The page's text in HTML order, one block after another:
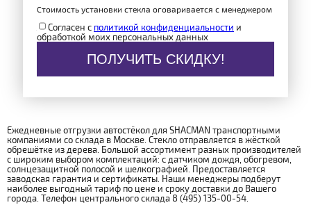
Стоимость установки стекла оговаривается с менеджером
Согласен с политикой конфиденциальности и
обработкой моих персональных данных
ПОЛУЧИТЬ СКИДКУ!
Ежедневные отгрузки автостёкол для SHACMAN транспортными
компаниями со склада в Москве. Стекло отправляется в жёсткой
обрешётке из дерева. Большой ассортимент разных производителей
с широким выбором комплектаций: с датчиком дождя, обогревом,
солнцезащитной полосой и шелкографией. Предоставляется
заводская гарантия и сертификаты. Наши менеджеры подберут
наиболее выгодный тариф по цене и сроку доставки до Вашего
города. Телефон центрального склада 8 (495) 135-00-54.